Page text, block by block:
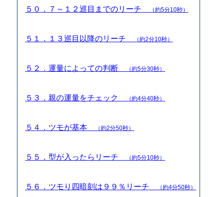
５０．７～１２巡目までのリーチ （約5分10秒）
５１．１３巡目以降のリーチ （約2分10秒）
５２．運量によっての判断 （約5分30秒）
５３．親の運量をチェック （約4分40秒）
５４．ツモが基本 （約2分50秒）
５５．型が入ったらリーチ （約5分10秒）
５６．ツモり四暗刻は９９％リーチ （約4分50秒）